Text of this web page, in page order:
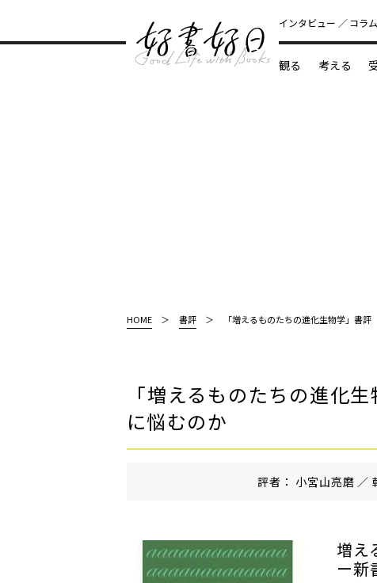
インタビュー コラム
観る 考える
HOME 書評 「増えるものたちの進化生物学」書
「増えるものたちの進化
に悩むのか
評者： 小宮山亮磨 ／
増え
ー新